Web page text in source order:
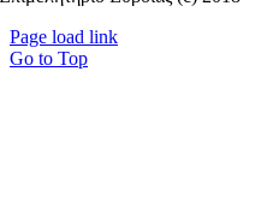
Page load link
Go to Top